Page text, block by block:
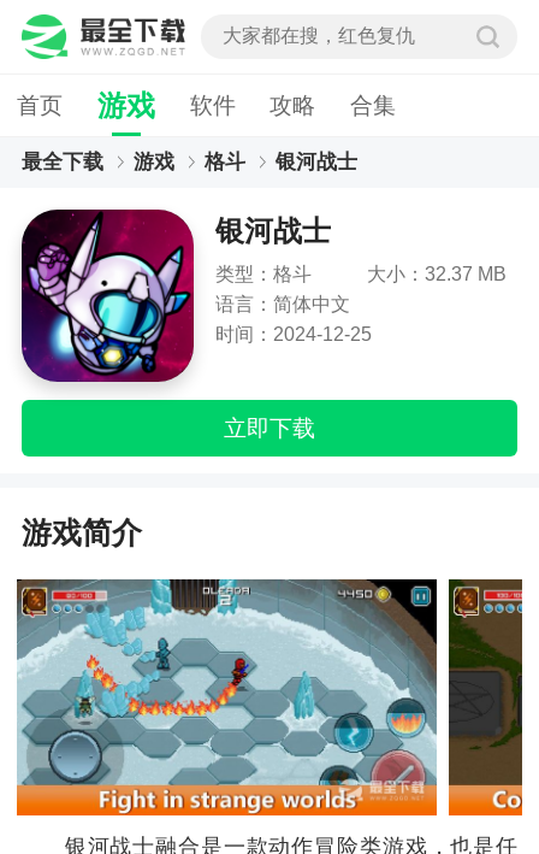
首页 游戏 软件 攻略 合集
最全下载 游戏 格斗 银河战士
银河战士
类型：格斗
大小：32.37 MB
语言：简体中文
时间：2024-12-25
立即下载
游戏简介
银河战士融合是一款动作冒险类游戏，也是任